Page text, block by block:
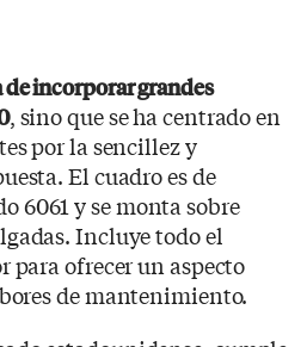
de incorporar grandes
, sino que se ha centrado en
por la sencillez y
El cuadro es de
6061 y se monta sobre
Incluye todo el
para ofrecer un aspecto
de mantenimiento.